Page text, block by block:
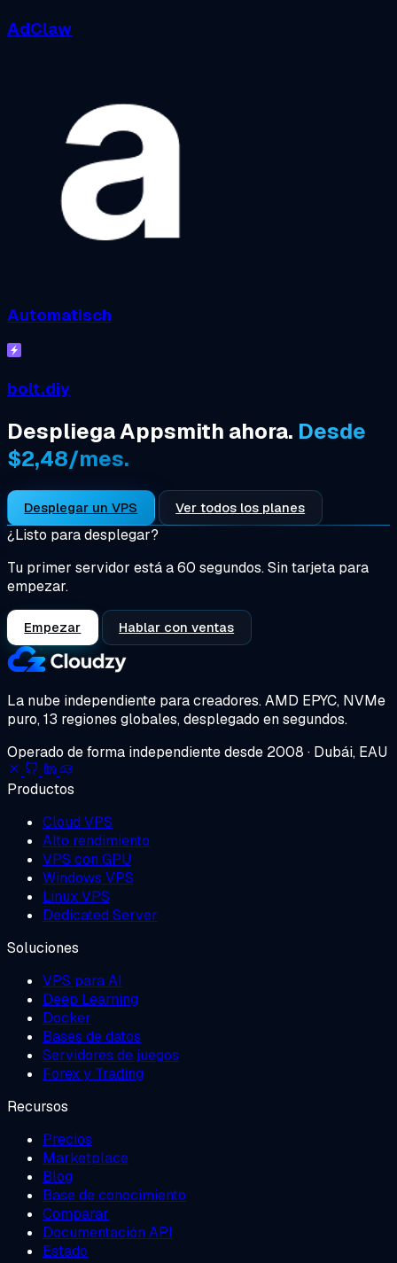
AdClaw
Automatisch
bolt.diy
Despliega Appsmith ahora. Desde
$2,48/mes.
Desplegar un VPS Ver todos los planes
¿Listo para desplegar?
Tu primer servidor está a 60 segundos. Sin tarjeta para
empezar.
Empezar Hablar con ventas
La nube independiente para creadores.AMD EPYC, NVMe
puro, 13 regiones globales, desplegado en segundos.
Operado de forma independiente desde 2008 · Dubái, EAU
Productos
Cloud VPS
Alto rendimiento
VPS con GPU
Windows VPS
Linux VPS
Dedicated Server
Soluciones
VPS para AI
Deep Learning
Docker
Bases de datos
Servidores de juegos
Forex y Trading
Recursos
Precios
Marketplace
Blog
Base de conocimiento
Comparar
Documentación API
Estado